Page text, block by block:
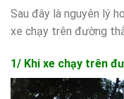
Sau đây là nguyên lý
xe chạy trên đường
1/ Khi xe chạy trên